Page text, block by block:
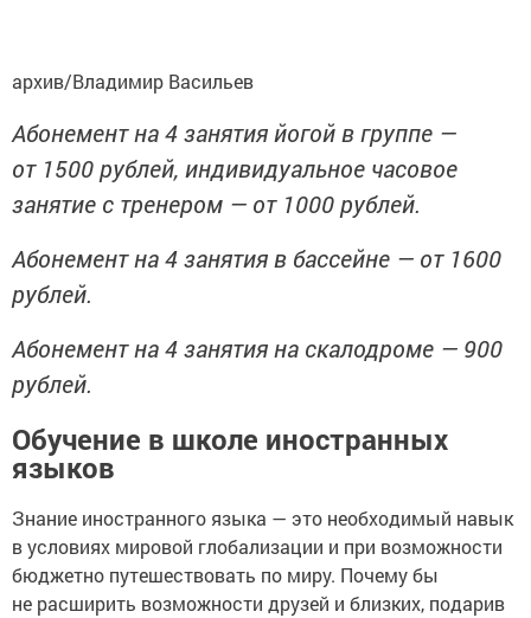
архив/Владимир Васильев
Абонемент на 4 занятия йогой в группе —
от 1500 рублей, индивидуальное часовое
занятие с тренером — от 1000 рублей.
Абонемент на 4 занятия в бассейне — от 1600
рублей.
Абонемент на 4 занятия на скалодроме — 900
рублей.
Обучение в школе иностранных
языков
Знание иностранного языка — это необходимый навык
в условиях мировой глобализации и при возможности
бюджетно путешествовать по миру. Почему бы
не расширить возможности друзей и близких, подарив